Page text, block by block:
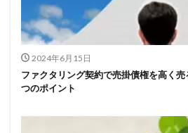
2024年6月15日
ファクタリング契約で売掛債権を高く
つのポイント